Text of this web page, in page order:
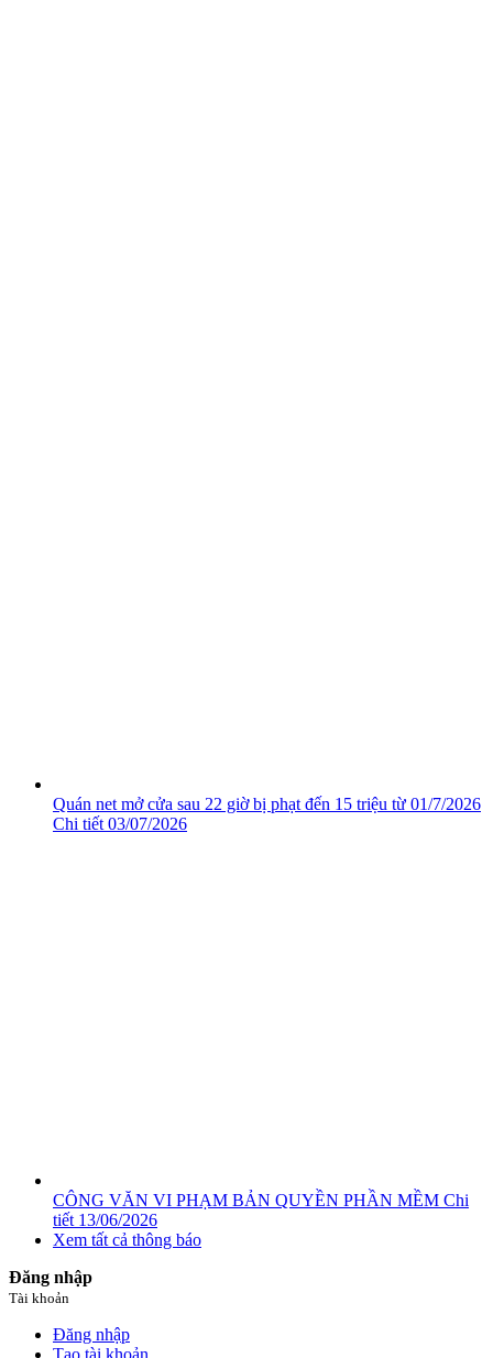
Quán net mở cửa sau 22 giờ bị phạt đến 15 triệu từ 01/7/2026
Chi tiết 03/07/2026
CÔNG VĂN VI PHẠM BẢN QUYỀN PHẦN MỀM Chi
tiết 13/06/2026
Xem tất cả thông báo
Đăng nhập
Tài khoản
Đăng nhập
Tạo tài khoản